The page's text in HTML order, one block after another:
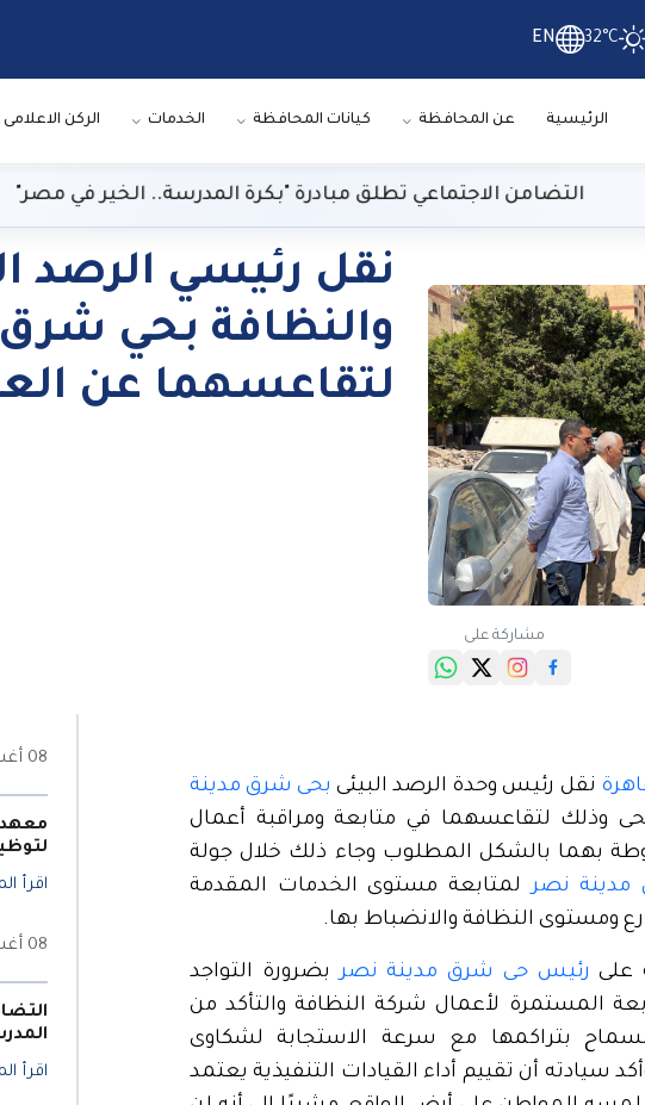
32°C
EN
الرئيسية عن المحافظة كيانات المحافظة الخدمات الركن الاعلامى
التضامن الاجتماعي تطلق مبادرة "بكرة المدرسة.. الخير في مصر"
مشاركة على
نقل رئيسي الرصد
والنظافة بحي
لتقاعسهما عن
نقل رئيس وحدة الرصد البيئى بحى شرق مدينة
وذلك لتقاعسهما في متابعة ومراقبة أعمال
بهما بالشكل المطلوب وجاء ذلك خلال جولة
نصرلمتابعة مستوى الخدمات المقدمة
ومستوى النظافة والانضباط بها.
على رئيس حى شرق مدينة نصربضرورة التواجد
المستمرة لأعمال شركة النظافة والتأكد من
بتراكمها مع سرعة الاستجابة لشكاوى
سيادته أن تقييم أداء القيادات التنفيذية يعتمد
08 أغسطس 2026
معهد
اقرأ
08 أغسطس 2026
اقرأ